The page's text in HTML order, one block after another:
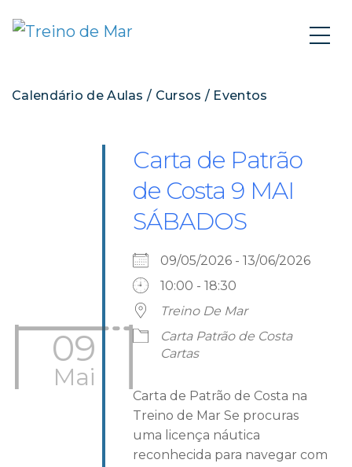
Calendário de Aulas / Cursos / Eventos
09
Mai
Carta de Patrão
de Costa 9 MAI
SÁBADOS
09/05/2026 - 13/06/2026
10:00 - 18:30
Treino De Mar
Carta Patrão de Costa
Cartas
Carta de Patrão de Costa na
Treino de Mar Se procuras
uma licença náutica
reconhecida para navegar com